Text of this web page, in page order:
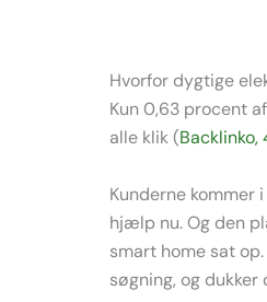
Hvorfor dygtige
Kun 0,63 procent
alle klik (
Kunderne kommer
hjælp nu. Og den
smart home sat
søgning, og